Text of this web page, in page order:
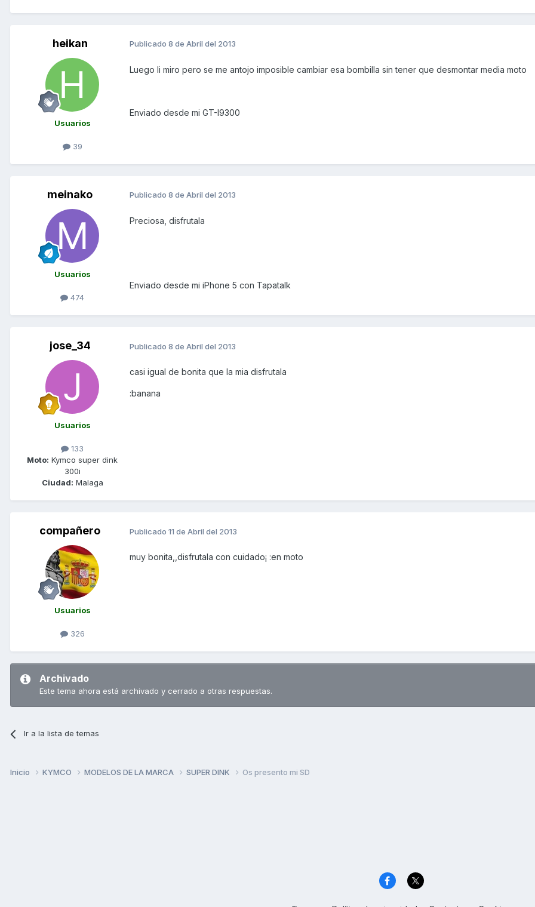
heikan
Usuarios
39
Publicado 8 de Abril del 2013
Luego li miro pero se me antojo imposible cambiar esa bombilla sin tener que desmontar media moto
Enviado desde mi GT-I9300
meinako
Usuarios
474
Publicado 8 de Abril del 2013
Preciosa, disfrutala
Enviado desde mi iPhone 5 con Tapatalk
jose_34
Usuarios
133
Moto: Kymco super dink
300i
Ciudad: Malaga
Publicado 8 de Abril del 2013
casi igual de bonita que la mia disfrutala
:banana
compañero
Usuarios
326
Publicado 11 de Abril del 2013
muy bonita,,disfrutala con cuidado¡ :en moto
Archivado
Este tema ahora está archivado y cerrado a otras respuestas.
Ir a la lista de temas
Inicio KYMCO MODELOS DE LA MARCA SUPER DINK Os presento mi SD